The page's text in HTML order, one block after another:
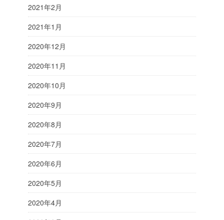
2021年2月
2021年1月
2020年12月
2020年11月
2020年10月
2020年9月
2020年8月
2020年7月
2020年6月
2020年5月
2020年4月